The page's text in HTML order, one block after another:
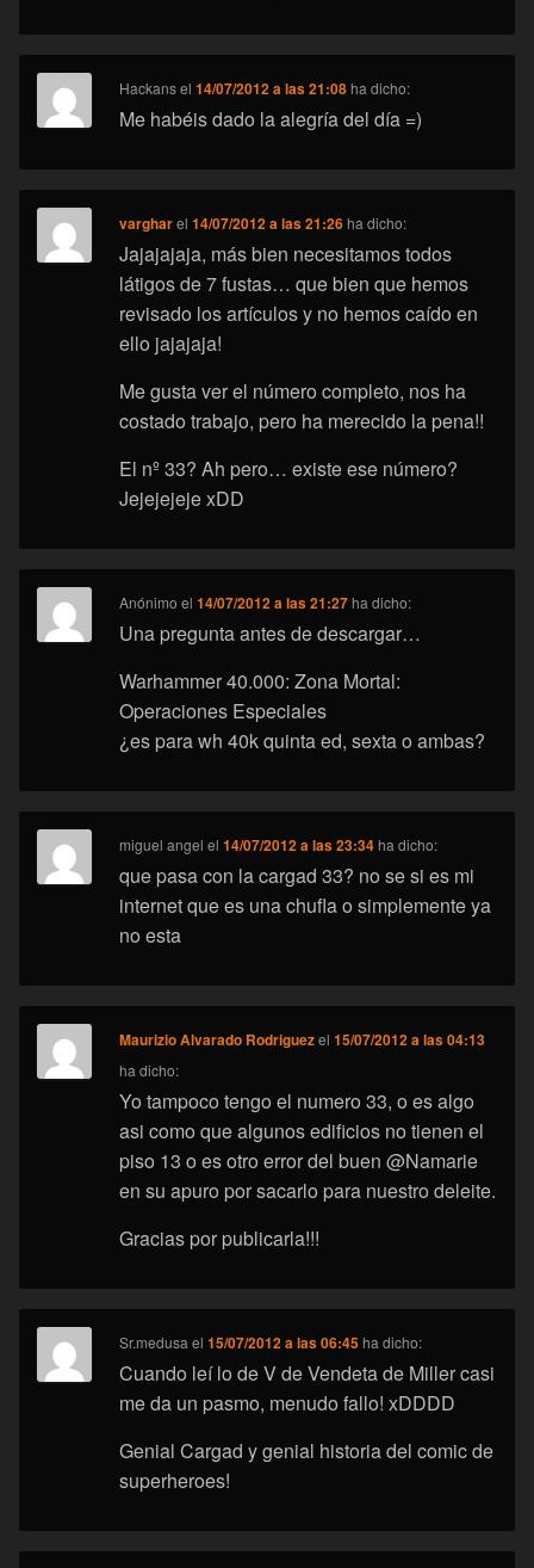
Hackansel14/07/2012 a las 21:08 ha dicho:
Me habéis dado la alegría del día =)
vargharel14/07/2012 a las 21:26 ha dicho:
Jajajajaja, más bien necesitamos todos
látigos de 7 fustas… que bien que hemos
revisado los artículos y no hemos caído en
ello jajajaja!
Me gusta ver el número completo, nos ha
costado trabajo, pero ha merecido la pena!!
El nº 33? Ah pero… existe ese número?
Jejejejeje xDD
Anónimo el14/07/2012 a las 21:27 ha dicho:
Una pregunta antes de descargar…
Warhammer 40.000: Zona Mortal:
Operaciones Especiales
¿es para wh 40k quinta ed, sexta o ambas?
miguel angel el14/07/2012 a las 23:34 ha dicho:
que pasa con la cargad 33? no se si es mi
internet que es una chufla o simplemente ya
no esta
Maurizio Alvarado Rodriguezel15/07/2012 a las 04:13
ha dicho:
Yo tampoco tengo el numero 33, o es algo
asi como que algunos edificios no tienen el
piso 13 o es otro error del buen @Namarie
en su apuro por sacarlo para nuestro deleite.
Gracias por publicarla!!!
Sr.medusa el15/07/2012 a las 06:45 ha dicho:
Cuando leí lo de V de Vendeta de Miller casi
me da un pasmo, menudo fallo! xDDDD
Genial Cargad y genial historia del comic de
superheroes!